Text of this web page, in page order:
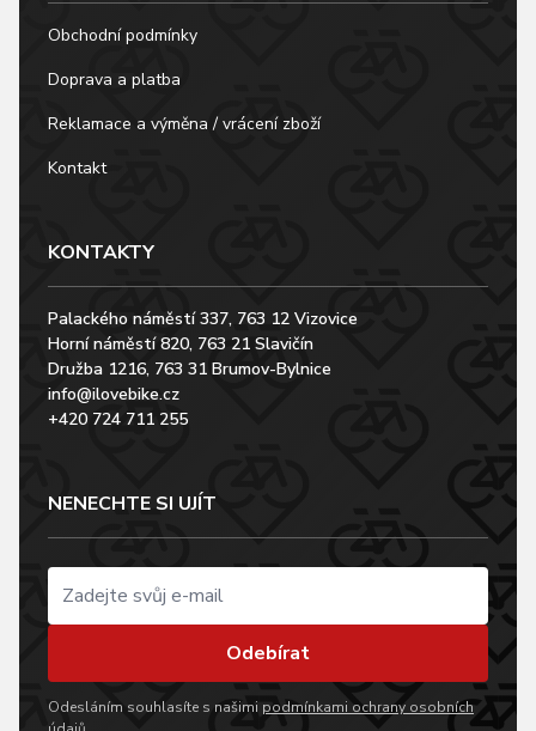
Obchodní podmínky
Doprava a platba
Reklamace a výměna / vrácení zboží
Kontakt
KONTAKTY
Palackého náměstí 337, 763 12 Vizovice
Horní náměstí 820, 763 21 Slavičín
Družba 1216, 763 31 Brumov-Bylnice
info@ilovebike.cz
+420 724 711 255
NENECHTE SI UJÍT
Odebírat
Odesláním souhlasíte s našimi podmínkami ochrany osobních